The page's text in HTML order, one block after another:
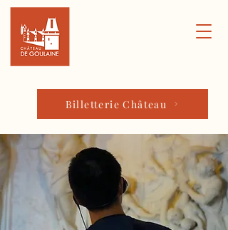
Billetterie Château